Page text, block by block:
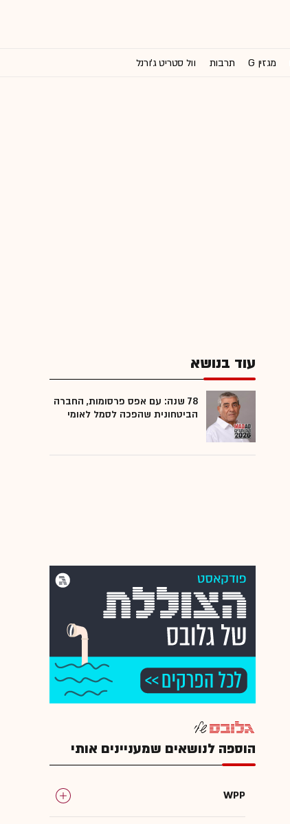
מגזין G תרבות וול סטריט ג'ורנל
עוד בנושא
78 שנה: עם אפס פרסומות, החברה
הביטחונית שהפכה לסמל לאומי
הוספה לנושאים שמעניינים אותי
WPP